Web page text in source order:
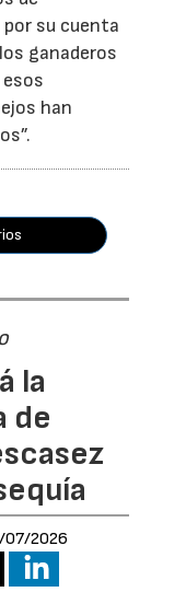
su cuenta
ganaderos
han
la
de
07/2026